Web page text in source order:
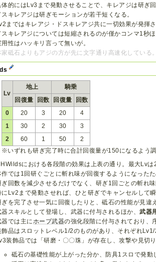
体的にはLv3まで発動させることで、キレアジは研ぎ
スキレアジは研ぎモーションが若干短くなる。
まではキレアジ・ドスキレアジ共に一切効果が発揮さ
スキレアジについては短縮されるのが僅かコンマ1秒
用性はハッキリ言って無いが。
家砥石よりもアジの方が先に文字通り高速化している。
Lv
地上
騎乗
回復量
回数 回復量
回数
0
20 3 20
4
1
30 2 30
3
2
60 1 50
2
※いずれも研ぎ完了時に合計回復量が150になるよう調
における各段階の効果は上表の通り。最大Lvは
作では1回研ぐごとに斬れ味が回復するようになったた
ぎ回数を減少させるだけでなく、研ぎ1回ごとの斬れ
にLv2まで発動させれば、ひと研ぎでキャンセルして
ぎを完了させ一気に回復したりと、砥石の性能が見違
器スキルとして登場し、武器に付与されるほか、武器
器では主にホープ武器の強化段階に付与されており、
飾品はスロットレベル1/2のものがあり、それぞれLv1/
装飾品では「研磨・〇〇珠」が存在し、攻撃や見切
砥石の基礎性能が上がった分か、防具1スロで発動